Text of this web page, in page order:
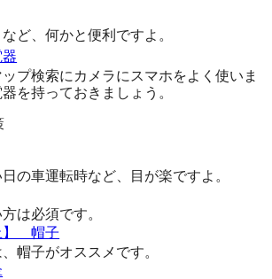
ど、何かと便利ですよ。
プ検索にカメラにスマホをよく使いま
を持っておきましょう。
の車運転時など、目が楽ですよ。
は必須です。
】 帽子
帽子がオススメです。